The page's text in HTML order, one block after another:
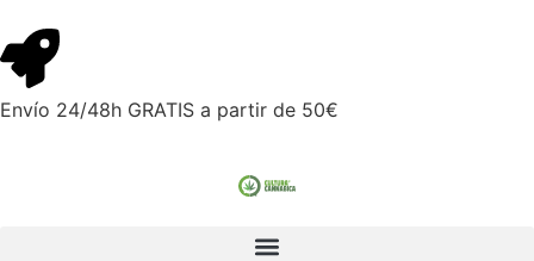
Envío 24/48h GRATIS a partir de 50€